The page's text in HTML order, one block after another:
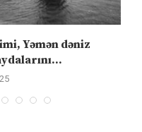
Yəmən dəniz